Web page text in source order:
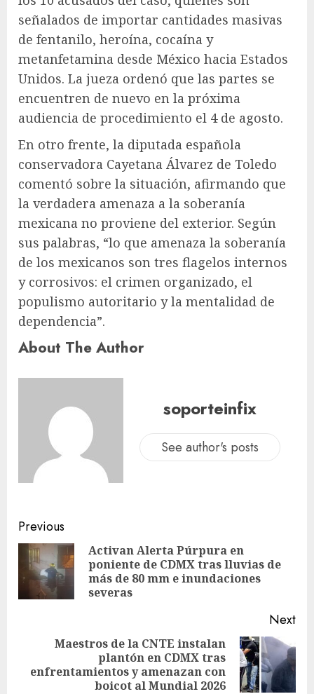
señalados de importar cantidades masivas
de fentanilo, heroína, cocaína y
metanfetamina desde México hacia Estados
Unidos. La jueza ordenó que las partes se
encuentren de nuevo en la próxima
audiencia de procedimiento el 4 de agosto.
En otro frente, la diputada española
conservadora Cayetana Álvarez de Toledo
comentó sobre la situación, afirmando que
la verdadera amenaza a la soberanía
mexicana no proviene del exterior. Según
sus palabras, “lo que amenaza la soberanía
de los mexicanos son tres flagelos internos
y corrosivos: el crimen organizado, el
populismo autoritario y la mentalidad de
dependencia”.
About The Author
soporteinfix
See author's posts
Previous
Activan Alerta Púrpura en
poniente de CDMX tras lluvias de
más de 80 mm e inundaciones
severas
Next
Maestros de la CNTE instalan
plantón en CDMX tras
enfrentamientos y amenazan con
boicot al Mundial 2026